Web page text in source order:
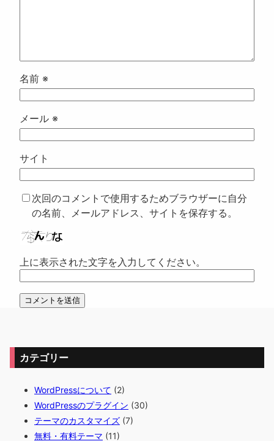
名前 ※
メール ※
サイト
次回のコメントで使用するためブラウザーに自分
の名前、メールアドレス、サイトを保存する。
上に表示された文字を入力してください。
カテゴリー
WordPressについて (2)
WordPressのプラグイン (30)
テーマのカスタマイズ (7)
無料・有料テーマ (11)